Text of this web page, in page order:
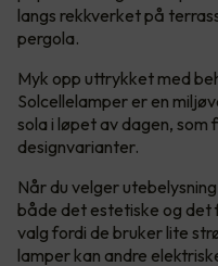
langs rekkverket på
pergola.
Myk opp uttrykket med
Solcellelamper er en
sola i løpet av dagen, som
designvarianter.
Når du velger
både det estetiske og det
valg fordi de bruker lite
lamper kan andre